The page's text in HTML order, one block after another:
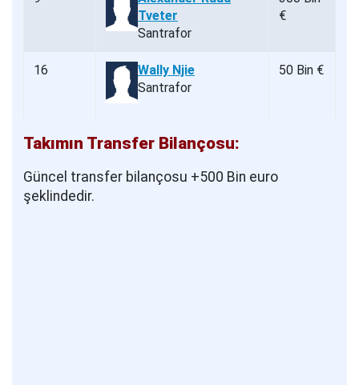
Tveter
Santrafor
€
16
Wally Njie
Santrafor
50 Bin €
Takımın Transfer Bilançosu:
Güncel transfer bilançosu +500 Bin euro
şeklindedir.